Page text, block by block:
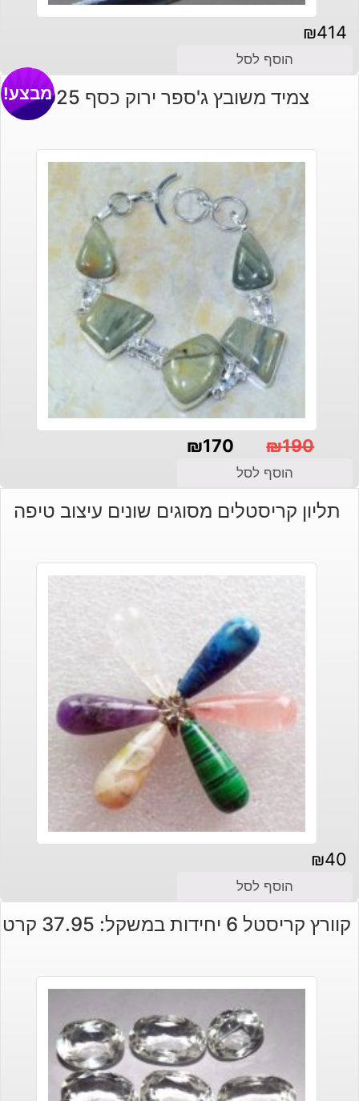
₪414
הוסף לסל
צמיד משובץ ג'ספר ירוק כסף 925 מבצע!
₪190
המקורי
היה:
₪170
הנוכחי
הוא:
הוסף לסל
תליון קריסטלים מסוגים שונים עיצוב טיפה
₪40
הוסף לסל
קוורץ קריסטל 6 יחידות במשקל: 37.95 קרט